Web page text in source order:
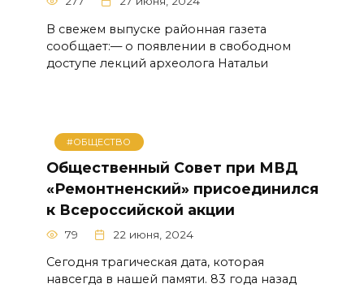
В свежем выпуске районная газета
сообщает:— о появлении в свободном
доступе лекций археолога Натальи
#ОБЩЕСТВО
Общественный Совет при МВД
«Ремонтненский» присоединился
к Всероссийской акции
79 22 июня, 2024
Сегодня трагическая дата, которая
навсегда в нашей памяти. 83 года назад